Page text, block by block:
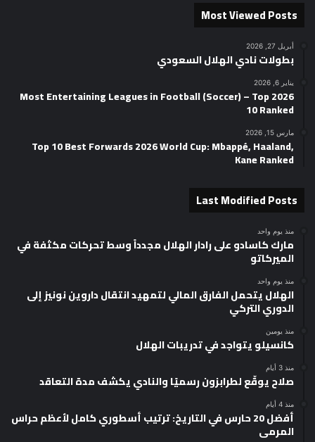
Most Viewed Posts
أبريل 27, 2026
بطولات نادي الهلال السعودي
يناير 6, 2026
2026 Most Entertaining Leagues in Football (Soccer) – Top
10 Ranked
مارس 15, 2026
Top 10 Best Forwards 2026 World Cup: Mbappé, Haaland,
Kane Ranked
Last Modified Posts
منذ يوم واحد
مارك كاسادو على رادار الهلال مجدداً وسط تحركات مكثفة في
الميركاتو
منذ يوم واحد
الهلال يتحمل الفارق المالي لتمهيد انتقال داروين نونيز إلى
الدوري التركي
منذ يومين
كانسيلو يتواجد في تدريبات الهلال
منذ 3 أيام
صلاح يوقّع لطرابزون رسميًا والنادي يكشف مدة التعاقد
منذ 4 أيام
أفضل 20 حارس في التاريخ: ترتيب أسطوري كامل لأعظم حراس
المرمى